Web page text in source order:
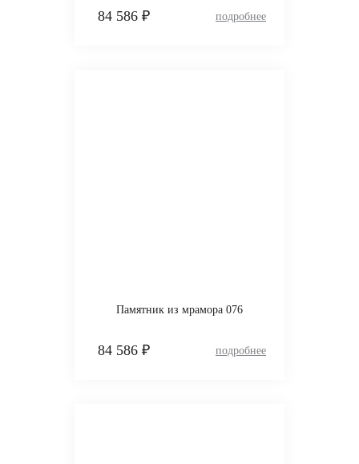
84 586 ₽
Памятник из мрамора 076
84 586 ₽